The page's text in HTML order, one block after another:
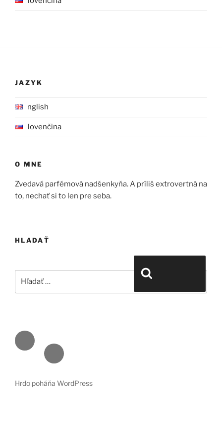
JAZYK
English
Slovenčina
O MNE
Zvedavá parfémová nadšenkyňa. A príliš extrovertná na
to, nechať si to len pre seba.
HLADAŤ
Face
book
Emai
l
Hrdo poháňa WordPress